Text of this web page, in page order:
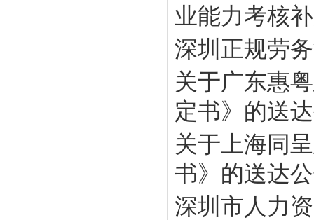
业能力考核
深圳正规劳
关于广东惠
定书》的送
关于上海同
书》的送达
深圳市人力